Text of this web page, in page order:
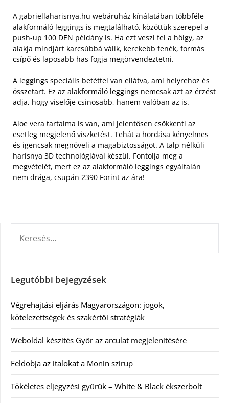
A gabriellaharisnya.hu webáruház kínálatában többféle
alakformáló leggings is megtalálható, közöttük szerepel a
push-up 100 DEN példány is. Ha ezt veszi fel a hölgy, az
alakja mindjárt karcsúbbá válik, kerekebb fenék, formás
csípő és laposabb has fogja megörvendeztetni.
A leggings speciális betéttel van ellátva, ami helyrehoz és
összetart. Ez az alakformáló leggings nemcsak azt az érzést
adja, hogy viselője csinosabb, hanem valóban az is.
Aloe vera tartalma is van, ami jelentősen csökkenti az
esetleg megjelenő viszketést. Tehát a hordása kényelmes
és igencsak megnöveli a magabiztosságot. A talp nélküli
harisnya 3D technológiával készül. Fontolja meg a
megvételét, mert ez az alakformáló leggings egyáltalán
nem drága, csupán 2390 Forint az ára!
Legutóbbi bejegyzések
Végrehajtási eljárás Magyarországon: jogok,
kötelezettségek és szakértői stratégiák
Weboldal készítés Győr az arculat megjelenítésére
Feldobja az italokat a Monin szirup
Tökéletes eljegyzési gyűrűk – White & Black ékszerbolt